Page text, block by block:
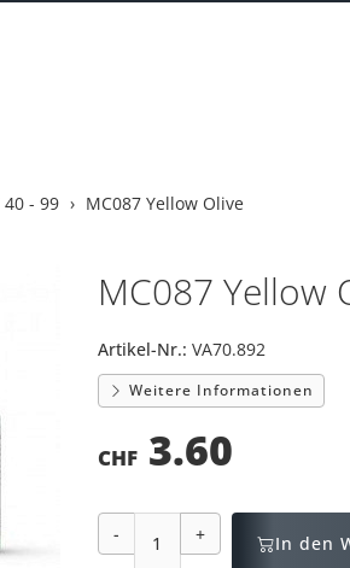
40 - 99 MC087 Yellow Olive
MC087 Yellow
Artikel-Nr.: VA70.892
Weitere Informationen
CHF 3.60
- + In den